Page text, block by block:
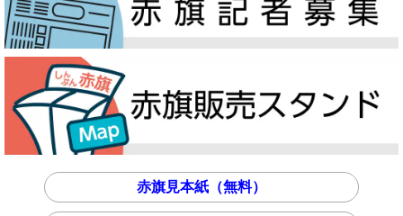
赤旗見本紙（無料）